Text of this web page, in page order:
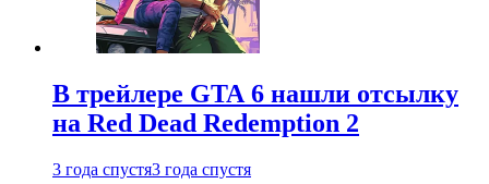
В трейлере GTA 6 нашли отсылку
на Red Dead Redemption 2
3 года спустя3 года спустя